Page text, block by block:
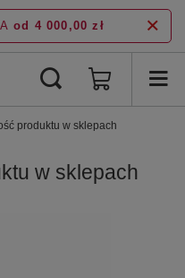
od 4 000,00 zł
produktu w sklepach
w sklepach